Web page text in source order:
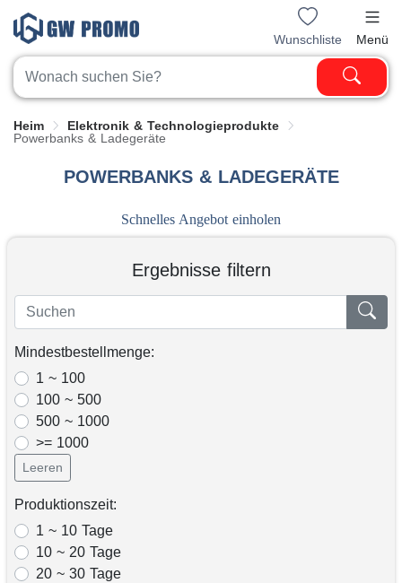
Wunschliste Menü
Heim
Elektronik & Technologieprodukte
Powerbanks & Ladegeräte
POWERBANKS & LADEGERÄTE
Schnelles Angebot einholen
Ergebnisse filtern
Mindestbestellmenge:
1 ~ 100
100 ~ 500
500 ~ 1000
>= 1000
Leeren
Produktionszeit:
1 ~ 10 Tage
10 ~ 20 Tage
20 ~ 30 Tage